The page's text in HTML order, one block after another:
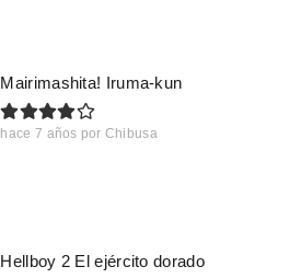
Mairimashita! Iruma-kun
hace 7 años por Chibusa
Hellboy 2 El ejército dorado